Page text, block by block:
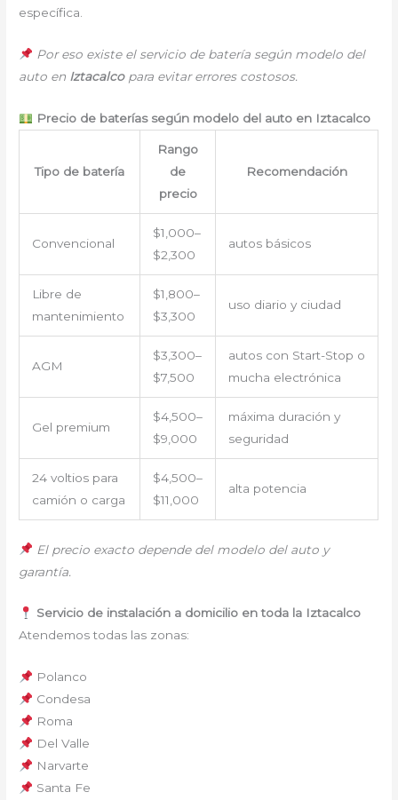
específica.
Por eso existe el servicio de batería según modelo del
auto en Iztacalcopara evitar errores costosos.
Precio de baterías según modelo del auto en Iztacalco
Tipo de batería
Rango
de
precio
Recomendación
Convencional
$1,000–
$2,300
autos básicos
Libre de
mantenimiento
$1,800–
$3,300
uso diario y ciudad
AGM
$3,300–
$7,500
autos con Start-Stop o
mucha electrónica
Gel premium
$4,500–
$9,000
máxima duración y
seguridad
24 voltios para
camión o carga
$4,500–
$11,000
alta potencia
El precio exacto depende del modelo del auto y
garantía.
Servicio de instalación a domicilio en toda la Iztacalco
Atendemos todas las zonas:
Polanco
Condesa
Roma
Del Valle
Narvarte
Santa Fe